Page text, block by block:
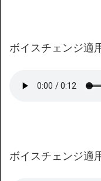
ボイスチェンジ適
ボイスチェンジ適